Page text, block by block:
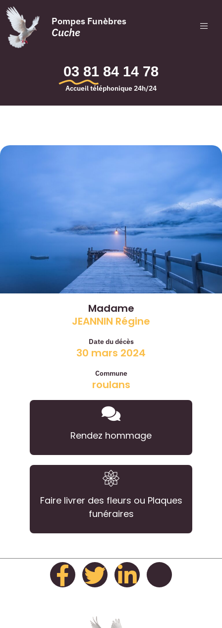
Pompes Funèbres
Cuche
03 81 84 14 78
Accueil téléphonique 24h/24
Madame
JEANNIN Régine
Date du décès
30 mars 2024
Commune
roulans
Rendez hommage
Faire livrer des fleurs ou Plaques
funéraires